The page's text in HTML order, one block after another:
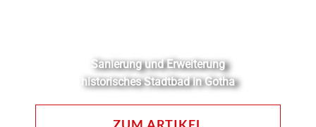
Sanierung und Erweiterung
historisches Stadtbad in Gotha
ZUM ARTIKEL